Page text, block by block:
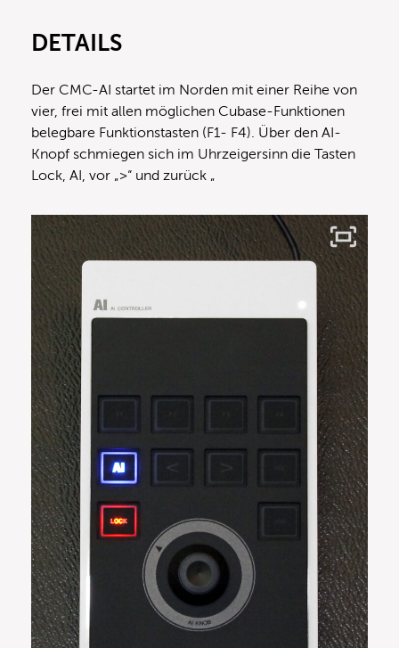
DETAILS
Der CMC-AI startet im Norden mit einer Reihe von
vier, frei mit allen möglichen Cubase-Funktionen
belegbare Funktionstasten (F1- F4). Über den AI-
Knopf schmiegen sich im Uhrzeigersinn die Tasten
Lock, AI, vor „>“ und zurück „